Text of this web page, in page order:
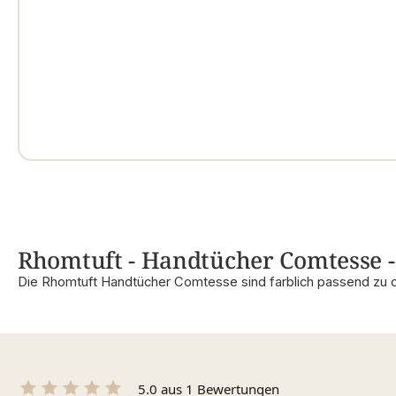
Rhomtuft - Handtücher Comtesse
Die Rhomtuft Handtücher Comtesse sind farblich passend zu
5.0 aus 1 Bewertungen